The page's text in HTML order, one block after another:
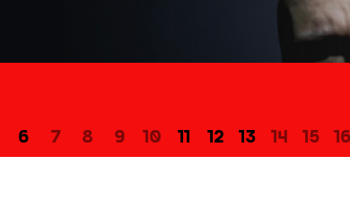
6 7 8 9 10 11 12 13 14 15 16